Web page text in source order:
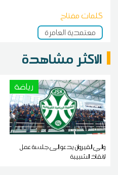
كلمات مفتاح
معتمدية العامرة
الاكثر مشاهدة
رياضة
والي القيروان يدعو إلى جلسة عمل
لإنقاذ الشبيبة